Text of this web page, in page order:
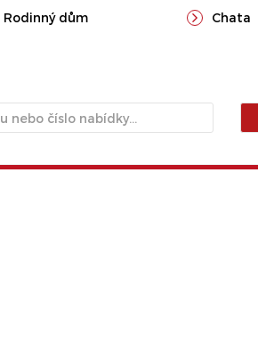
Rodinný dům
Chata